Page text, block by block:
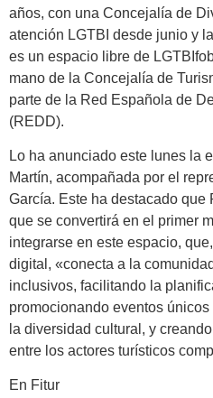
años, con una Concejalía de
atención LGTBI desde junio y
es un espacio libre de
mano de la Concejalía de
parte de la Red Española de
(REDD).
Lo ha anunciado este lunes la
Martín, acompañada por el
García. Este ha destacado que
que se convertirá en el primer
integrarse en este espacio,
digital, «conecta a la
inclusivos, facilitando la
promocionando eventos
la diversidad cultural, y
entre los actores turísticos
En Fitur